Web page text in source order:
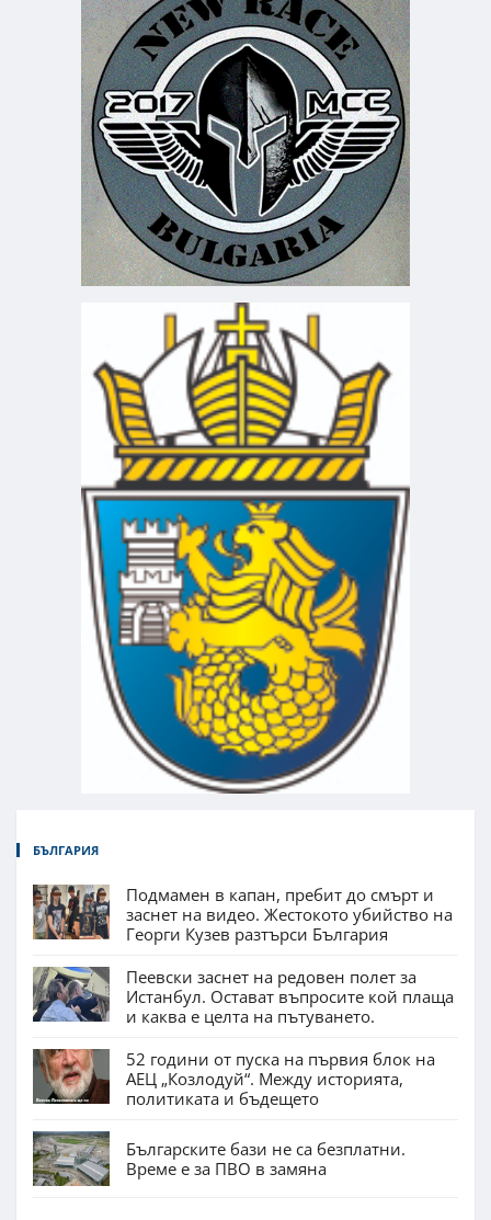
БЪЛГАРИЯ
Подмамен в капан, пребит до смърт и
заснет на видео. Жестокото убийство на
Георги Кузев разтърси България
Пеевски заснет на редовен полет за
Истанбул. Остават въпросите кой плаща
и каква е целта на пътуването.
52 години от пуска на първия блок на
АЕЦ „Козлодуй“. Между историята,
политиката и бъдещето
Българските бази не са безплатни.
Време е за ПВО в замяна